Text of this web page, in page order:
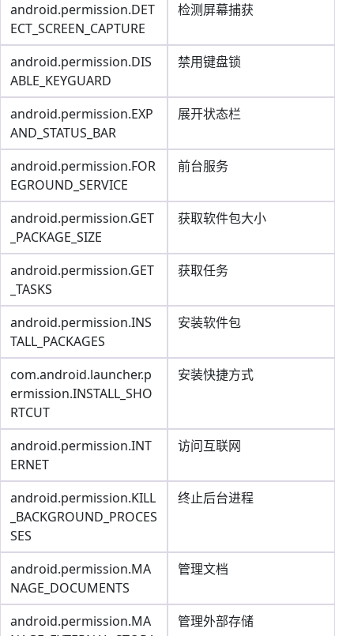
android.permission.DET
ECT_SCREEN_CAPTURE
检测屏幕捕获
android.permission.DIS
ABLE_KEYGUARD
禁用键盘锁
android.permission.EXP
AND_STATUS_BAR
展开状态栏
android.permission.FOR
EGROUND_SERVICE
前台服务
android.permission.GET
_PACKAGE_SIZE
获取软件包大小
android.permission.GET
_TASKS
获取任务
android.permission.INS
TALL_PACKAGES
安装软件包
com.android.launcher.p
ermission.INSTALL_SHO
RTCUT
安装快捷方式
android.permission.INT
ERNET
访问互联网
android.permission.KILL
_BACKGROUND_PROCES
SES
终止后台进程
android.permission.MA
NAGE_DOCUMENTS
管理文档
android.permission.MA
管理外部存储